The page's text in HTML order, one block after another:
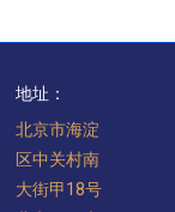
地址：
北京市海淀
区中关村南
大街甲18号